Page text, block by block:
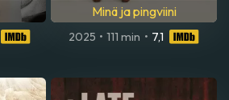
Minä ja pingviini
2025 • 111 min • 7,1